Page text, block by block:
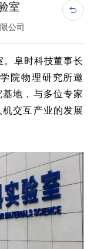
室
公司

阜时科技董事长
院物理研究所邀
地，与多位专家
交互产业的发展